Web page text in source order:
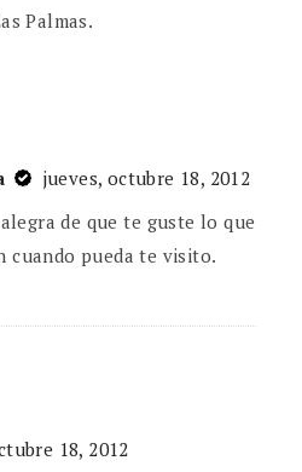
Palmas.
jueves, octubre 18, 2012
de que te guste lo que
cuando pueda te visito.
18, 2012